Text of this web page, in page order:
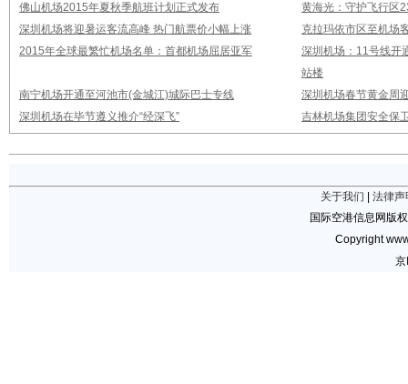
佛山机场2015年夏秋季航班计划正式发布
黄海光：守护飞行区
深圳机场将迎暑运客流高峰 热门航票价小幅上涨
克拉玛依市区至机场
2015年全球最繁忙机场名单：首都机场屈居亚军
深圳机场：11号线开
站楼
南宁机场开通至河池市(金城江)城际巴士专线
深圳机场春节黄金周
深圳机场在毕节遵义推介“经深飞”
吉林机场集团安全保
关于我们
法律声
国际空港信息网版
Copyright